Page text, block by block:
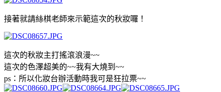
接著就請絲棋老師來示範這次的秋妝囉！
這次的秋妝主打搖滾浪漫~~
這次的色澤超美的~~我有大燒到~~
ps：所以化妝台辦活動時我可是狂拉票~~